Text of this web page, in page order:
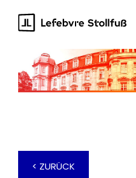
springen
< ZURÜCK